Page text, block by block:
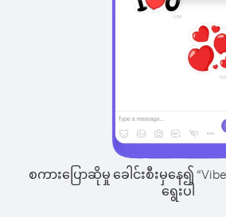
စကားပြောဆိုမှု ခေါင်းစီးမှနေ၍
ရွေးပါ